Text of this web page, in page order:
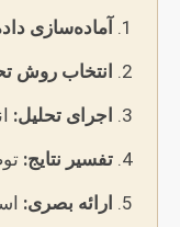
آماده‌سازی
انتخاب روش
اجرای تحلیل:
تفسیر نتایج:
ارائه بصری: